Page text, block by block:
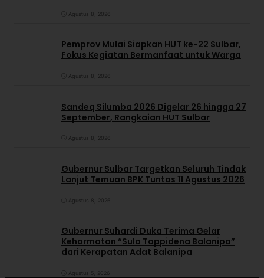
Agustus 8, 2026
Pemprov Mulai Siapkan HUT ke-22 Sulbar,
Fokus Kegiatan Bermanfaat untuk Warga
Agustus 8, 2026
Sandeq Silumba 2026 Digelar 26 hingga 27
September, Rangkaian HUT Sulbar
Agustus 8, 2026
Gubernur Sulbar Targetkan Seluruh Tindak
Lanjut Temuan BPK Tuntas 11 Agustus 2026
Agustus 8, 2026
Gubernur Suhardi Duka Terima Gelar
Kehormatan “Sulo Tappidena Balanipa”
dari Kerapatan Adat Balanipa
Agustus 5, 2026